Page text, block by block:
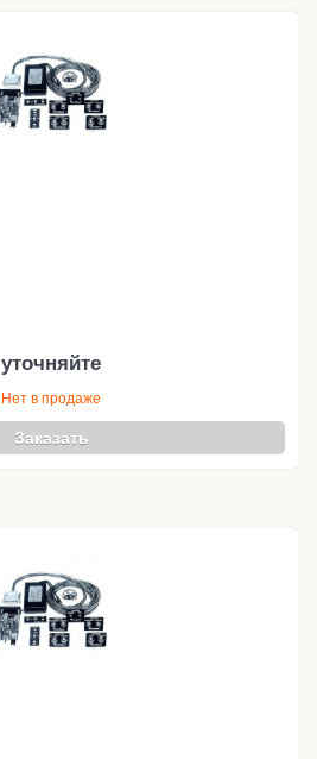
уточняйте
Нет в продаже
Заказать